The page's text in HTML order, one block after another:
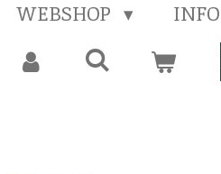
WEBSHOP INFO